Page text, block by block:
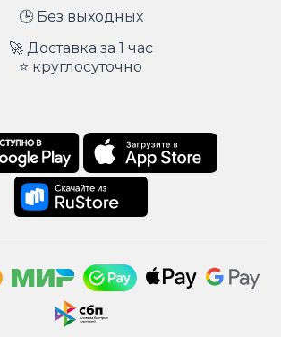
🕒 Без выходных
🚀 Доставка за 1 час
⭐ круглосуточно